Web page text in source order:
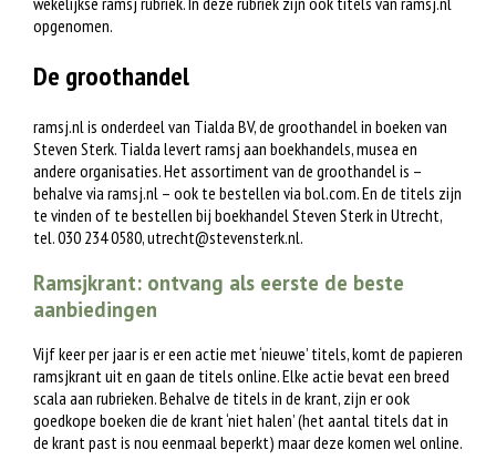
opgenomen.
De groothandel
ramsj.nl is onderdeel van Tialda BV, de groothandel in boeken van
Steven Sterk. Tialda levert ramsj aan boekhandels, musea en
andere organisaties. Het assortiment van de groothandel is –
behalve via ramsj.nl – ook te bestellen via bol.com. En de titels zijn
te vinden of te bestellen bij boekhandel Steven Sterk in Utrecht,
tel. 030 234 0580,utrecht@stevensterk.nl.
Ramsjkrant: ontvang als eerste de beste
aanbiedingen
Vijf keer per jaar is er een actie met ‘nieuwe’ titels, komt de papieren
ramsjkrant uit en gaan de titels online. Elke actie bevat een breed
scala aan rubrieken. Behalve de titels in de krant, zijn er ook
goedkope boeken die de krant ‘niet halen’ (het aantal titels dat in
de krant past is nou eenmaal beperkt) maar deze komen wel online.